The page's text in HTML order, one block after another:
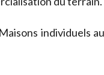
individuels